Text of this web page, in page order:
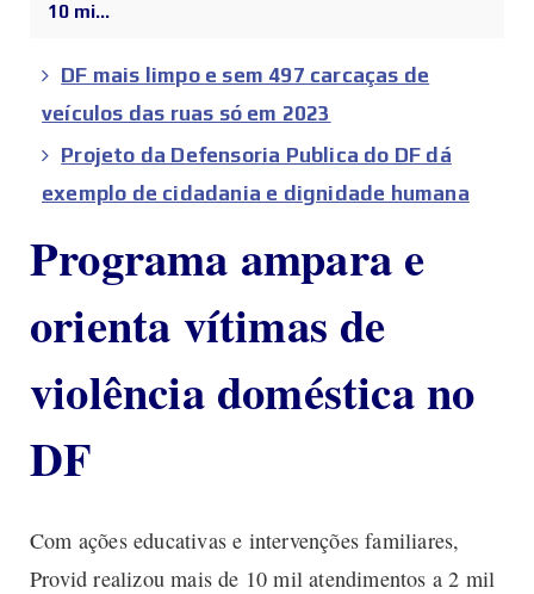
10 mi...
DF mais limpo e sem 497 carcaças de
veículos das ruas só em 2023
Projeto da Defensoria Publica do DF dá
exemplo de cidadania e dignidade humana
Programa ampara e
orienta vítimas de
violência doméstica no
DF
Com ações educativas e intervenções familiares,
Provid realizou mais de 10 mil atendimentos a 2 mil